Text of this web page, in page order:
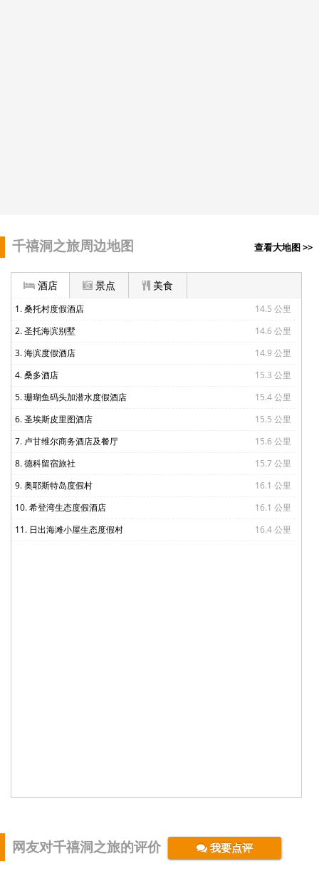
千禧洞之旅周边地图 查看大地图 >>
酒店 景点 美食
1. 桑托村度假酒店
14.5 公里
2. 圣托海滨别墅
14.6 公里
3. 海滨度假酒店
14.9 公里
4. 桑多酒店
15.3 公里
5. 珊瑚鱼码头加潜水度假酒店
15.4 公里
6. 圣埃斯皮里图酒店
15.5 公里
7. 卢甘维尔商务酒店及餐厅
15.6 公里
8. 德科留宿旅社
15.7 公里
9. 奥耶斯特岛度假村
16.1 公里
10. 希登湾生态度假酒店
16.1 公里
11. 日出海滩小屋生态度假村
16.4 公里
网友对千禧洞之旅的评价 我要点评